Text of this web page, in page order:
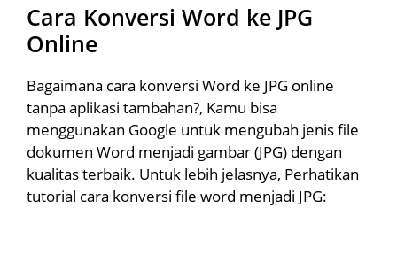
Cara Konversi Word ke JPG
Online
Bagaimana cara konversi Word ke JPG online
tanpa aplikasi tambahan?, Kamu bisa
menggunakan Google untuk mengubah jenis file
dokumen Word menjadi gambar (JPG) dengan
kualitas terbaik. Untuk lebih jelasnya, Perhatikan
tutorial cara konversi file word menjadi JPG: